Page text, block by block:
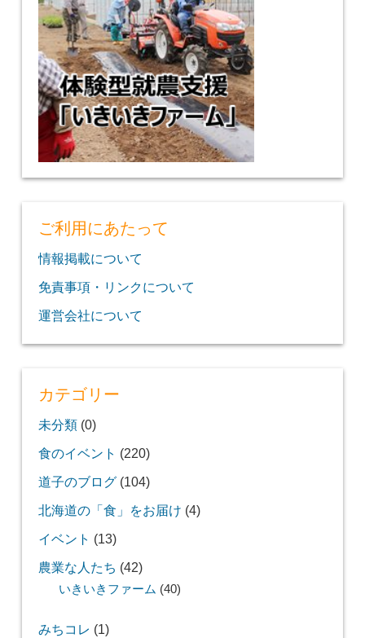
ご利用にあたって
情報掲載について
免責事項・リンクについて
運営会社について
カテゴリー
未分類(0)
食のイベント (220)
道子のブログ(104)
北海道の「食」をお届け (4)
イベント (13)
農業な人たち (42)
いきいきファーム (40)
みちコレ (1)